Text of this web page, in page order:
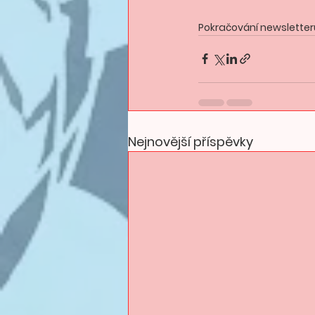
Pokračování
Nejnovější příspěvky